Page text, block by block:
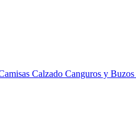
Calzado Canguros y Buzos